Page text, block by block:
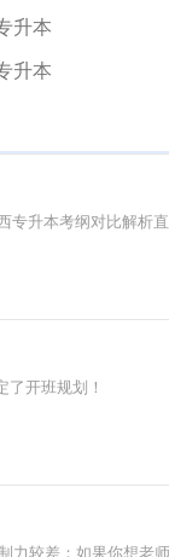
升本
升本
专升本考纲对比解析
开班规划！
力较差；如果你想老